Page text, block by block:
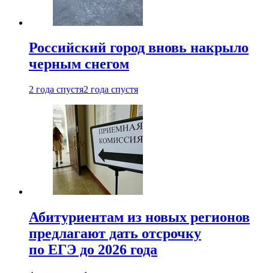
Российский город вновь накрыло
черным снегом
2 года спустя2 года спустя
Абитуриентам из новых регионов
предлагают дать отсрочку
по ЕГЭ до 2026 года